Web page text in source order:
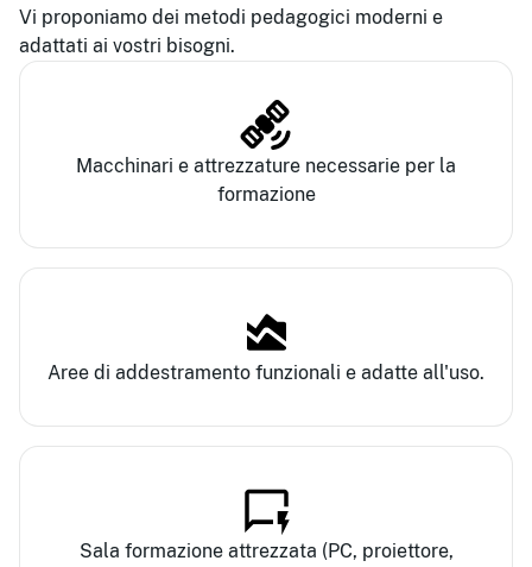
Vi proponiamo dei metodi pedagogici moderni e
adattati ai vostri bisogni.
Macchinari e attrezzature necessarie per la
formazione
Aree di addestramento funzionali e adatte all'uso.
Sala formazione attrezzata (PC, proiettore,